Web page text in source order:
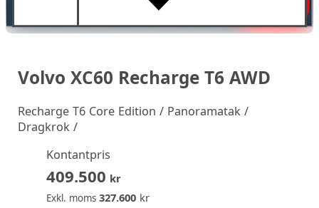
Volvo XC60 Recharge T6 AWD
Recharge T6 Core Edition / Panoramatak /
Dragkrok /
Kontantpris
409.500 kr
Exkl. moms 327.600kr